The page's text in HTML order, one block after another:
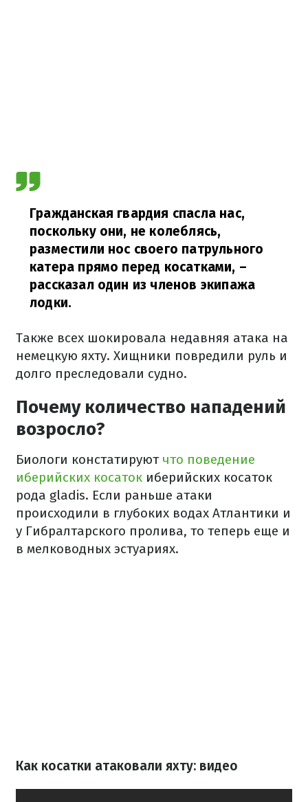
Гражданская гвардия спасла нас,
поскольку они, не колеблясь,
разместили нос своего патрульного
катера прямо перед косатками, –
рассказал один из членов экипажа
лодки.
Также всех шокировала недавняя атака на
немецкую яхту. Хищники повредили руль и
долго преследовали судно.
Почему количество нападений
возросло?
Биологи констатируютчто поведение
иберийских косаток иберийских косаток
рода gladis. Если раньше атаки
происходили в глубоких водах Атлантики и
у Гибралтарского пролива, то теперь еще и
в мелководных эстуариях.
Как косатки атаковали яхту: видео